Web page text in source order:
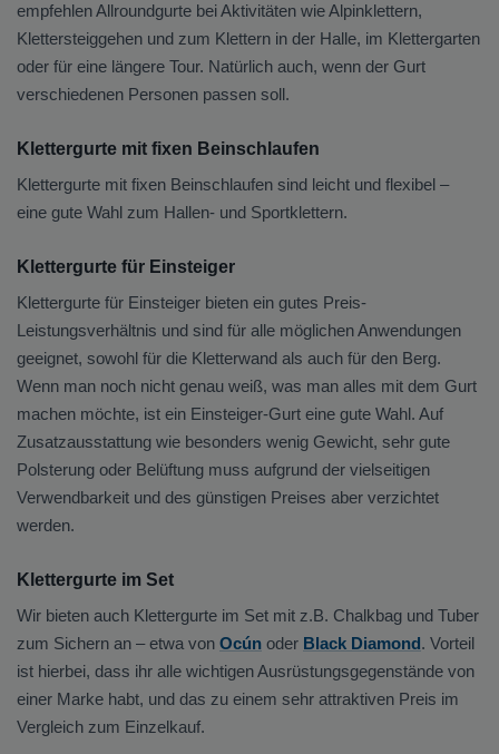
empfehlen Allroundgurte bei Aktivitäten wie Alpinklettern,
Klettersteiggehen und zum Klettern in der Halle, im Klettergarten
oder für eine längere Tour. Natürlich auch, wenn der Gurt
verschiedenen Personen passen soll.
Klettergurte mit fixen Beinschlaufen
Klettergurte mit fixen Beinschlaufen sind leicht und flexibel –
eine gute Wahl zum Hallen- und Sportklettern.
Klettergurte für Einsteiger
Klettergurte für Einsteiger bieten ein gutes Preis-
Leistungsverhältnis und sind für alle möglichen Anwendungen
geeignet, sowohl für die Kletterwand als auch für den Berg.
Wenn man noch nicht genau weiß, was man alles mit dem Gurt
machen möchte, ist ein Einsteiger-Gurt eine gute Wahl. Auf
Zusatzausstattung wie besonders wenig Gewicht, sehr gute
Polsterung oder Belüftung muss aufgrund der vielseitigen
Verwendbarkeit und des günstigen Preises aber verzichtet
werden.
Klettergurte im Set
Wir bieten auch Klettergurte im Set mit z.B. Chalkbag und Tuber
zum Sichern an – etwa von Ocún oder Black Diamond. Vorteil
ist hierbei, dass ihr alle wichtigen Ausrüstungsgegenstände von
einer Marke habt, und das zu einem sehr attraktiven Preis im
Vergleich zum Einzelkauf.